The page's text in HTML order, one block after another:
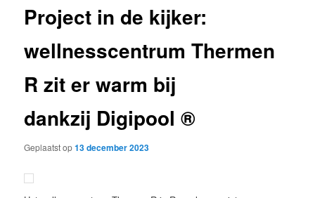
Project in de kijker:
wellnesscentrum Thermen
R zit er warm bij
dankzij Digipool ®
Geplaatst op13 december 2023